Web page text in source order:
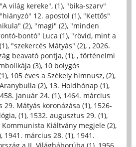
"A világ kereke", (1), "bika-szarv"
"hiányzó" 12. apostol (1), "Kettős"
(2), "magi" (2), "minden
bontó" Luca (1), "rövid, mint a
, "szekercés Mátyás" (2), , 2026.
beavató pontja, (1), , történelmi
(3), 10 bolygós
, 105 éves a Székely himnusz, (2),
(2), 13. Holdhónap (1),
január 24. (1), 1464. március
29. Mátyás koronázása (1), 1526-
(1), 1532. augusztus 29. (1),
Kiáltvány megjele (2),
, 1941. március 28. (1), 1941.